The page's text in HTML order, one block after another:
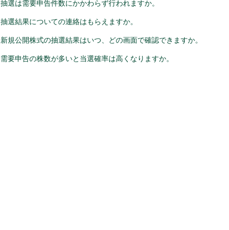
抽選は需要申告件数にかかわらず行われますか。
抽選結果についての連絡はもらえますか。
新規公開株式の抽選結果はいつ、どの画面で確認できますか。
需要申告の株数が多いと当選確率は高くなりますか。